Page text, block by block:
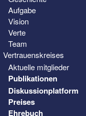
Aufgabe
Vision
Verte
Team
Vertrauenskreises
Aktuelle mitglieder
Publikationen
Diskussionplatform
Preises
Ehrebuch